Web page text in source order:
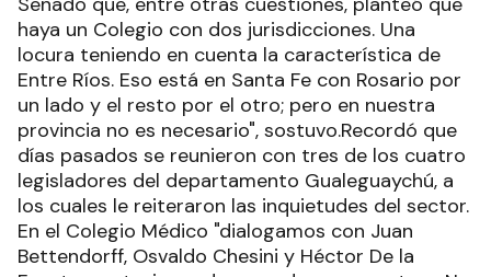
haya un Colegio con dos jurisdicciones. Una
locura teniendo en cuenta la característica de
Entre Ríos. Eso está en Santa Fe con Rosario por
un lado y el resto por el otro; pero en nuestra
provincia no es necesario", sostuvo.Recordó que
días pasados se reunieron con tres de los cuatro
legisladores del departamento Gualeguaychú, a
los cuales le reiteraron las inquietudes del sector.
En el Colegio Médico "dialogamos con Juan
Bettendorff, Osvaldo Chesini y Héctor De la